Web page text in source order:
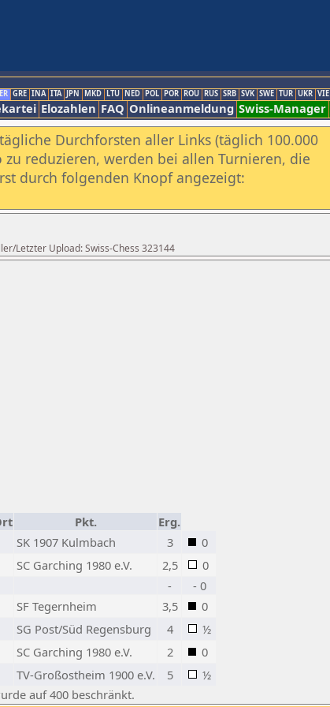
GRE INA ITA JPN MKD LTU NED POL POR ROU RUS SRB SVK SWE TUR UKR VIE
Elozahlen FAQ Onlineanmeldung Swiss-Manager
Durchforsten aller Links (täglich 100.000
reduzieren, werden bei allen Turnieren, die
durch folgenden Knopf angezeigt:
Letzter Upload: Swiss-Chess 323144
Pkt.
Erg.
SK 1907 Kulmbach 3
0
SC Garching 1980 e.V. 2,5
0
-
- 0
SF Tegernheim 3,5
0
SG Post/Süd Regensburg 4
½
SC Garching 1980 e.V. 2
0
TV-Großostheim 1900 e.V. 5
½
auf 400 beschränkt.